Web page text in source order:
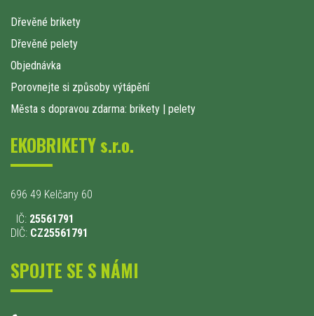
Dřevěné brikety
Dřevěné pelety
Objednávka
Porovnejte si způsoby výtápění
Města s dopravou zdarma: brikety | pelety
EKOBRIKETY s.r.o.
696 49 Kelčany 60
IČ: 25561791
DIČ: CZ25561791
SPOJTE SE S NÁMI